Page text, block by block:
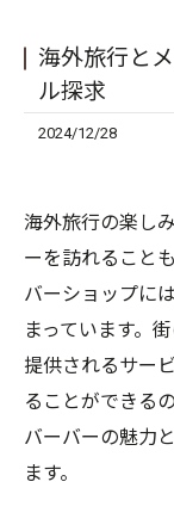
海外旅行と
ル探求
2024/12/28
海外旅行の楽し
ーを訪れること
バーショップに
まっています。
提供されるサー
ることができる
バーバーの魅力
ます。